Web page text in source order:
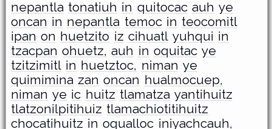
nepantla tonatiuh in quitocac auh ye
oncan in nepantla temoc in teocomitl
ipan on huetzito iz cihuatl yuhqui in
tzacpan ohuetz, auh in oquitac ye
tzitzimitl in huetztoc, niman ye
quimimina zan oncan hualmocuep,
niman ye ic huitz tlamatza yantihuitz
tlatzonilpitihuiz tlamachiotitihuitz
chocatihuitz in oqualloc iniyachcauh,